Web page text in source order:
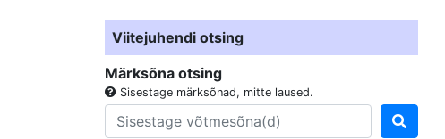
Viitejuhendi otsing
Märksõna otsing
Sisestage märksõnad, mitte laused.